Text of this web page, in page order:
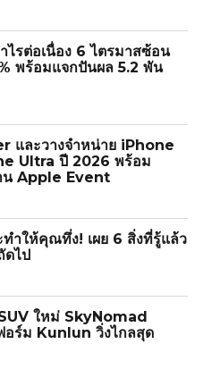
ไรต่อเนื่อง 6 ไตรมาสซ้อน
พร้อมแจกปันผล 5.2 พัน
และวางจำหน่าย iPhone
Ultra ปี 2026 พร้อม
น Apple Event
ำให้คุณทึ่ง! เผย 6 สิ่งที่รู้แล้ว
ดไป
ใหม่ SkyNomad
ร์ม Kunlun วิ่งไกลสุด